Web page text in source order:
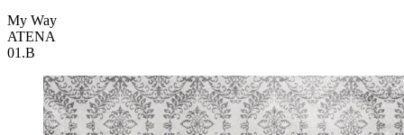
My Way
ATENA
01.B